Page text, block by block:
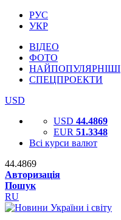
РУС
УКР
ВІДЕО
ФОТО
НАЙПОПУЛЯРНІШІ
СПЕЦПРОЕКТИ
USD
USD 44.4869
EUR 51.3348
Всі курси валют
44.4869
Авторизація
Пошук
RU